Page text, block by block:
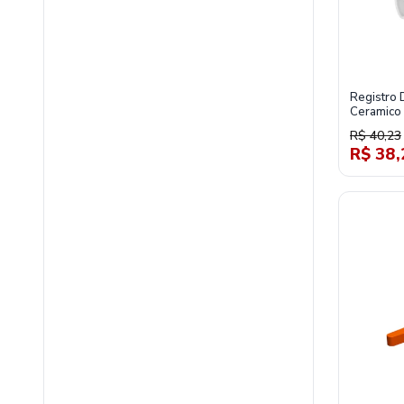
Registro
R$ 40,23
R$